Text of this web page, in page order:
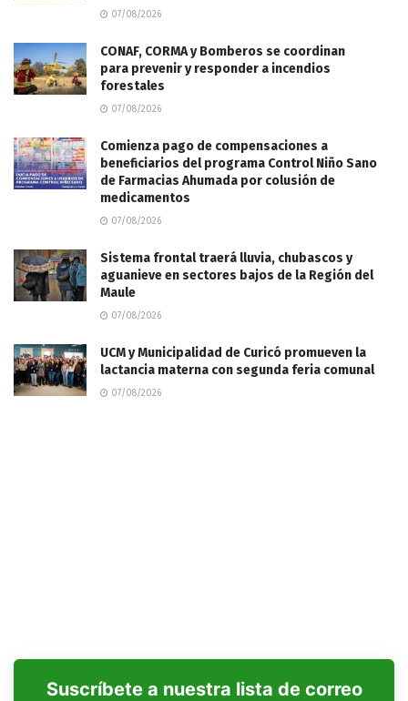
07/08/2026
CONAF, CORMA y Bomberos se coordinan
para prevenir y responder a incendios
forestales
07/08/2026
Comienza pago de compensaciones a
beneficiarios del programa Control Niño Sano
de Farmacias Ahumada por colusión de
medicamentos
07/08/2026
Sistema frontal traerá lluvia, chubascos y
aguanieve en sectores bajos de la Región del
Maule
07/08/2026
UCM y Municipalidad de Curicó promueven la
lactancia materna con segunda feria comunal
07/08/2026
Suscríbete a nuestra lista de correo